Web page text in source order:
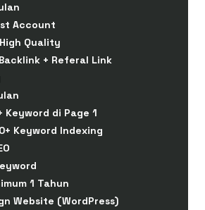
Account
Quality
+ Referal Link
Keyword di Page 1
Keyword Indexing
1 Tahun
Website (WordPress)